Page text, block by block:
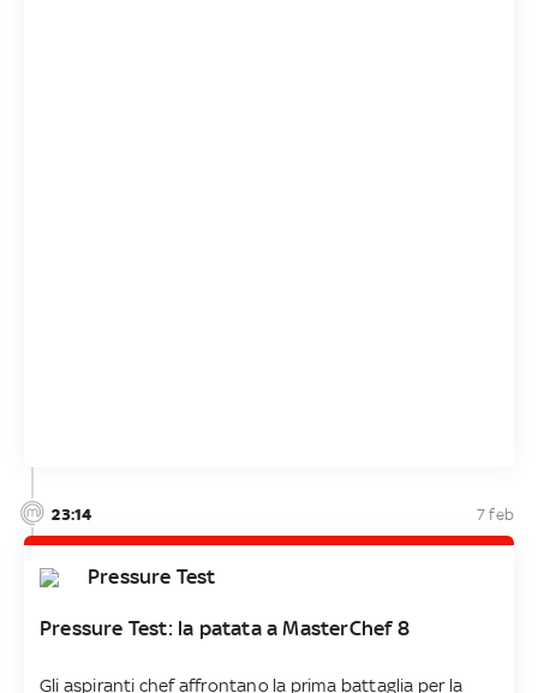
23:14 7 feb
Pressure Test
Pressure Test: la patata a MasterChef 8
Gli aspiranti chef affrontano la prima battaglia per la